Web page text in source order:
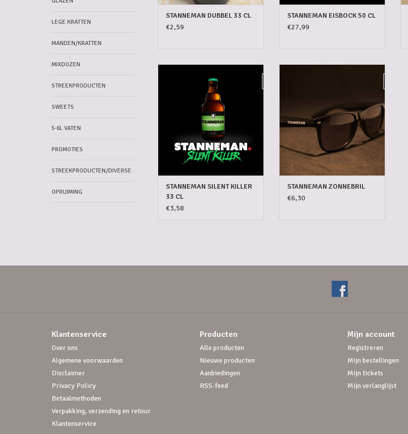
LEGE KRATTEN
MANDEN/KRATTEN
MIXDOZEN
STREEKPRODUCTEN
SWEETS
5-6L VATEN
PROMOTIES
STREEKPRODUCTEN/DIVERSE
OPRUIMING
STANNEMAN DUBBEL 33 CL
€2,59
STANNEMAN EISBOCK 50 CL
€27,99
TOEVOEGEN AAN WINKELWAGEN
STANNEMAN SILENT KILLER
33 CL
€3,58
STANNEMAN ZONNEBRIL
€6,30
Klantenservice
Over ons
Algemene voorwaarden
Disclaimer
Privacy Policy
Betaalmethoden
Verpakking, verzending en retour
Klantenservice
Producten
Alle producten
Nieuwe producten
Aanbiedingen
RSS-feed
Mijn account
Registreren
Mijn bestellingen
Mijn tickets
Mijn verlanglijst